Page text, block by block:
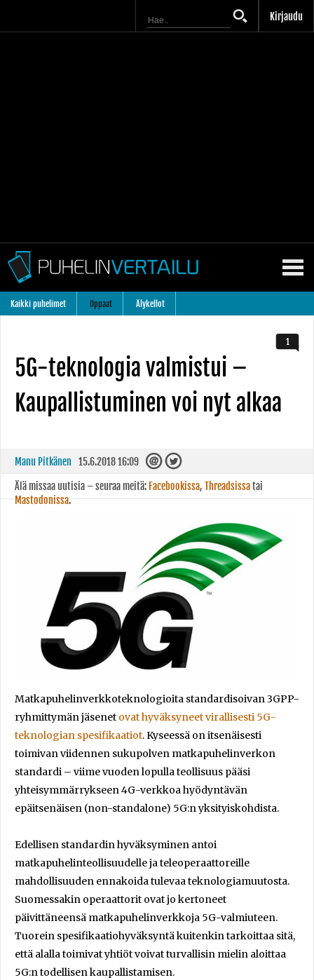
Kirjaudu
Kaikki puhelimet Oppaat Älykellot
5G-teknologia valmistui –
Kaupallistuminen voi nyt alkaa
1
Manu Pitkänen 15.6.2018 16:09
Älä missaa uutisia – seuraa meitä: Facebookissa, Threadsissatai
Mastodonissa.
Matkapuhelinverkkoteknologioita standardisoivan 3GPP-
ryhmittymän jäsenet ovat hyväksyneet virallisesti 5G-
teknologian spesifikaatiot. Kyseessä on itsenäisesti
toimivan viidennen sukupolven matkapuhelinverkon
standardi – viime vuoden lopulla teollisuus pääsi
yhteisymmärrykseen 4G-verkkoa hyödyntävän
epäitsenäisen (non-standalone) 5G:n yksityiskohdista.
Edellisen standardin hyväksyminen antoi
matkapuhelinteollisuudelle ja teleoperaattoreille
mahdollisuuden ennakoida tulevaa teknologiamuutosta.
Suomessakin operaattorit ovat jo kertoneet
päivittäneensä matkapuhelinverkkoja 5G-valmiuteen.
Tuorein spesifikaatiohyväksyntä kuitenkin tarkoittaa sitä,
että alalla toimivat yhtiöt voivat turvallisin mielin aloittaa
5G:n todellisen kaupallistamisen.